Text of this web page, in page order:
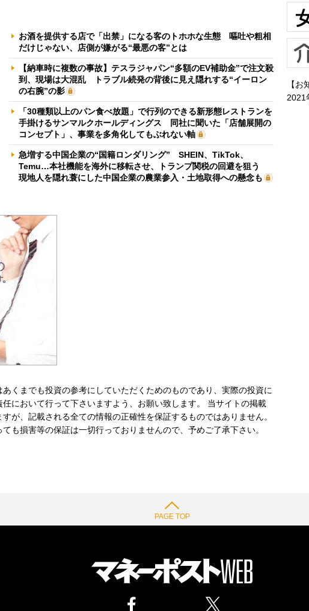
お酒を提供する店で「出禁」になる客のトホホな生態 嘔吐や粗相
だけじゃない、店側が嫌がる“最悪の客”とは
【納車時に複数の事故】テスラジャパン“多額のEV補助金”で注文殺
到、現場は大混乱 トラブル続発の背後に見え隠れする“イーロン
の右腕”の影
「30種類以上のパン食べ放題」で行列のできる新形態レストランを
手掛けるサンマルクホールディングス 同社に聞いた「店舗展開の
コンセプト」、事業を多角化してもぶれない軸
急増する中国企業の“国籍ロンダリング” SHEIN、TikTok、
Temu…本社機能を海外に移転させ、トランプ関税の回避を狙う
現地人を隠れ蓑にした中国企業の農業参入・土地取得への懸念も
くまでも投資の参考にしていただくためのものであり、実際の投資に
において行って下さいますよう、お願い致します。 当サイトの掲載
が、記載される全ての情報の正確性を保証するものではありません。
も損害等の保証は一切行っておりませんので、予めご了承下さい。
【お
2021
PAGE TOP